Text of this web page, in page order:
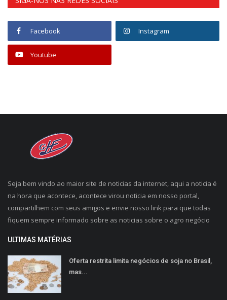
Facebook Instagram
Youtube
Seja bem vindo ao maior site de noticias da internet, aqui a noticia é
na hora que acontece, acontece virou noticia em nosso portal,
compartilhem com seus amigos e envie nosso link para que todas
fiquem sempre informado sobre as noticias sobre o agro negócio
ULTIMAS MATÉRIAS
Oferta restrita limita negócios de soja no Brasil,
mas...